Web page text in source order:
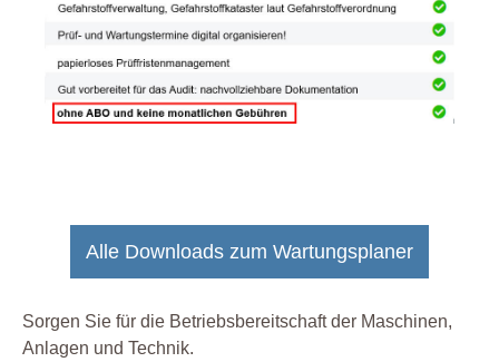
Alle Downloads zum Wartungsplaner
Sorgen Sie für die Betriebsbereitschaft der Maschinen,
Anlagen und Technik.